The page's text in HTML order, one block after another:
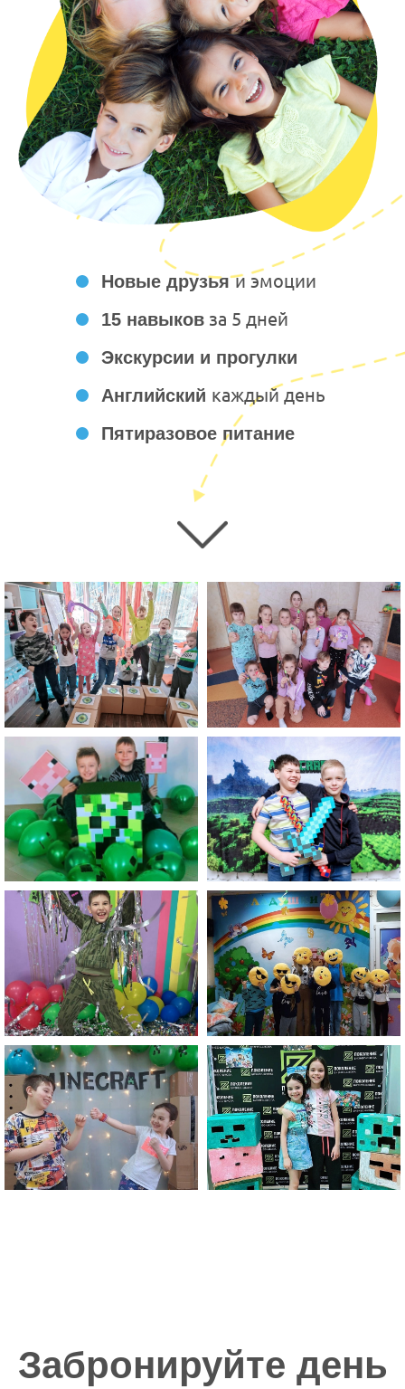
Новые друзьяи эмоции
15 навыковза 5 дней
Экскурсии и прогулки
Английскийкаждый день
Пятиразовое питание
Забронируйте день
приключений В
ПОДАРОК
В ХОББИ КЛУБЕ!
Новыенавыки и
развлечения
Английский
язык
Экскурсиии
Творчество,